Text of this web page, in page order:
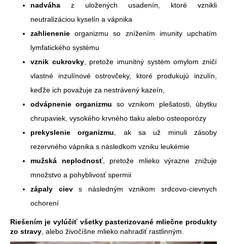
nadváha z uložených usadenín, ktoré vznikli
neutralizáciou kyselín a vápnika
zahlienenieorganizmu so znížením imunity upchatím
lymfatického systému
vznik cukrovky, pretože imunitný systém omylom zničí
vlastné inzulínové ostrovčeky, ktoré produkujú inzulín,
keďže ich považuje za nestrávený kazeín,
odvápnenie organizmu so vznikom plešatosti, úbytku
chrupaviek, vysokého krvného tlaku alebo osteoporózy
prekyslenie organizmu , ak sa už minuli zásoby
rezervného vápnika s následkom vzniku leukémie
mužská neplodnosť, pretože mlieko výrazne znižuje
množstvo a pohyblivosť spermii
zápaly cievs následným vznikom srdcovo-cievnych
ochorení
Riešením je vylúčiť všetky pasterizované mliečne produkty
zo stravy , alebo živočíšne mlieko nahradiť rastlinným.